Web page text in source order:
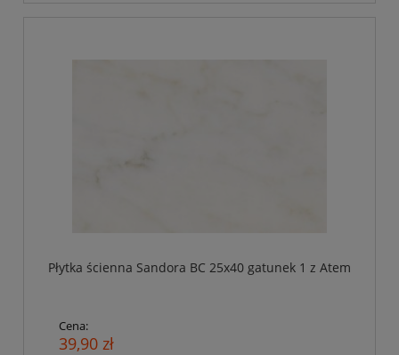
Płytka ścienna Sandora BC 25x40 gatunek 1 z Atem
Cena:
39,90 zł